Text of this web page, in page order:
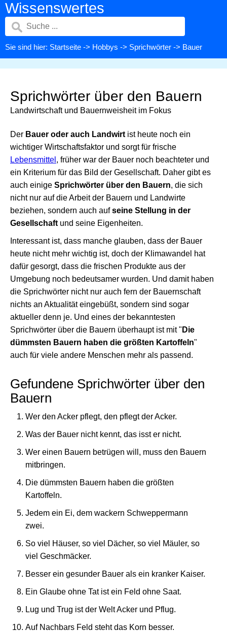
Wissenswertes
Sie sind hier: Startseite -> Hobbys -> Sprichwörter -> Bauer
Sprichwörter über den Bauern
Landwirtschaft und Bauernweisheit im Fokus
Der Bauer oder auch Landwirt ist heute noch ein
wichtiger Wirtschaftsfaktor und sorgt für frische
Lebensmittel , früher war der Bauer noch beachteter und
ein Kriterium für das Bild der Gesellschaft. Daher gibt es
auch einige Sprichwörter über den Bauern, die sich
nicht nur auf die Arbeit der Bauern und Landwirte
beziehen, sondern auch aufseine Stellung in der
Gesellschaft und seine Eigenheiten.
Interessant ist, dass manche glauben, dass der Bauer
heute nicht mehr wichtig ist, doch der Klimawandel hat
dafür gesorgt, dass die frischen Produkte aus der
Umgebung noch bedeutsamer wurden. Und damit haben
die Sprichwörter nicht nur auch fern der Bauernschaft
nichts an Aktualität eingebüßt, sondern sind sogar
aktueller denn je. Und eines der bekanntesten
Sprichwörter über die Bauern überhaupt ist mit " Die
dümmsten Bauern haben die größten Kartoffeln"
auch für viele andere Menschen mehr als passend.
Gefundene Sprichwörter über den
Bauern
Wer den Acker pflegt, den pflegt der Acker.
Was der Bauer nicht kennt, das isst er nicht.
Wer einen Bauern betrügen will, muss den Bauern
mitbringen.
Die dümmsten Bauern haben die größten
Kartoffeln.
Jedem ein Ei, dem wackern Schweppermann
zwei.
So viel Häuser, so viel Dächer, so viel Mäuler, so
viel Geschmäcker.
Besser ein gesunder Bauer als ein kranker Kaiser.
Ein Glaube ohne Tat ist ein Feld ohne Saat.
Lug und Trug ist der Welt Acker und Pflug.
Auf Nachbars Feld steht das Korn besser.